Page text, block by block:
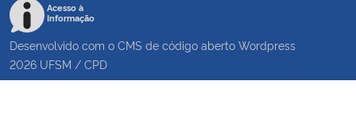
Acesso à
Informação
Desenvolvido com o CMS de código aberto Wordpress
2026 UFSM / CPD